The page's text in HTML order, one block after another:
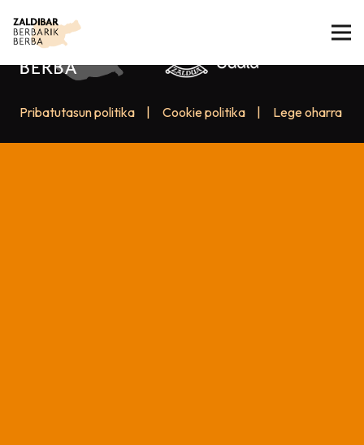
Pribatutasun politika Cookie politika Lege oharra